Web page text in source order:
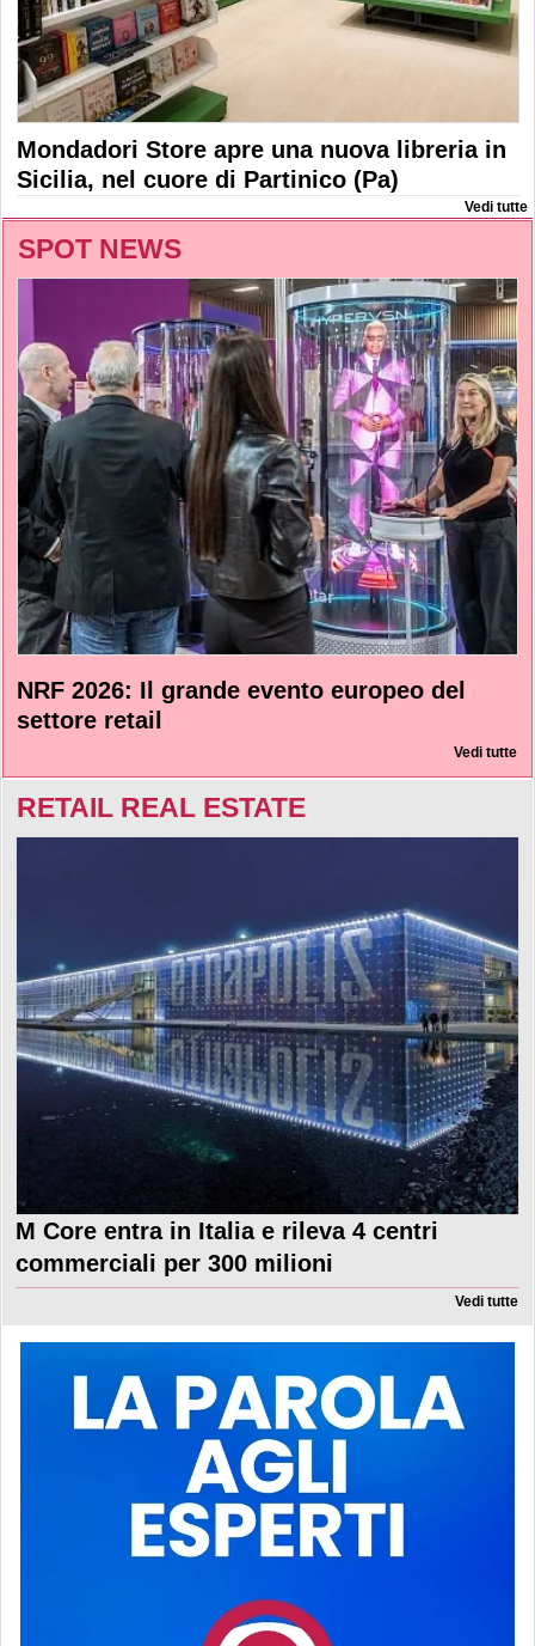
Mondadori Store apre una nuova libreria in
Sicilia, nel cuore di Partinico (Pa)
Vedi tutte
SPOT NEWS
NRF 2026: Il grande evento europeo del
settore retail
Vedi tutte
RETAIL REAL ESTATE
M Core entra in Italia e rileva 4 centri
commerciali per 300 milioni
Vedi tutte